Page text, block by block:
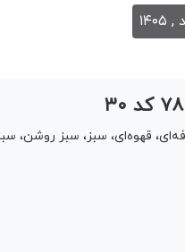
قهوه‌ای، سبز، سبز روشن،